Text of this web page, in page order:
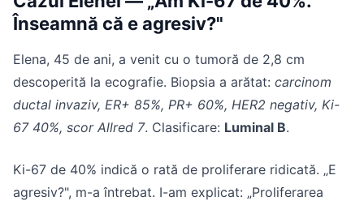
Înseamnă că e agresiv?"
Elena, 45 de ani, a venit cu o tumoră de 2,8 cm
descoperită la ecografie. Biopsia a arătat: carcinom
ductal invaziv, ER+ 85%, PR+ 60%, HER2 negativ, Ki-
67 40%, scor Allred 7. Clasificare: Luminal B.
Ki-67 de 40% indică o rată de proliferare ridicată. „E
agresiv?", m-a întrebat. I-am explicat: „Proliferarea